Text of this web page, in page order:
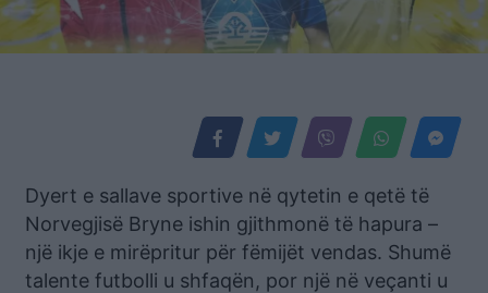
Dyert e sallave sportive në qytetin e qetë të
Norvegjisë Bryne ishin gjithmonë të hapura –
një ikje e mirëpritur për fëmijët vendas. Shumë
talente futbolli u shfaqën, por një në veçanti u